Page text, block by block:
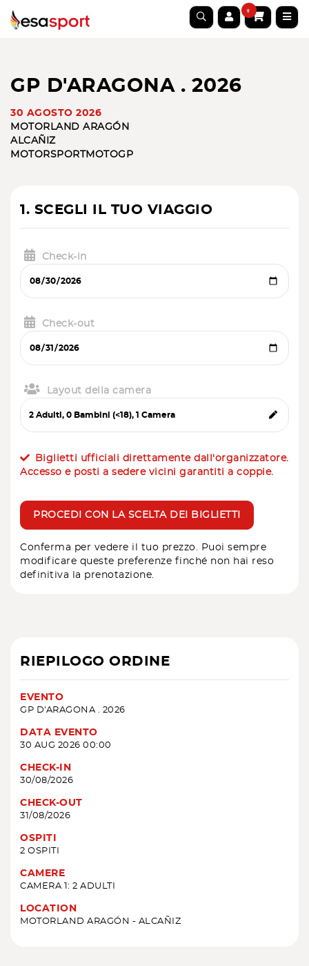
0
GP D'ARAGONA . 2026
30 AGOSTO 2026
MOTORLAND ARAGÓN
ALCAÑIZ
MOTORSPORT
MOTOGP
1. SCEGLI IL TUO VIAGGIO
Check-in
Check-out
Layout della camera
Biglietti ufficiali direttamente dall'organizzatore.
Accesso e posti a sedere vicini garantiti a coppie.
PROCEDI CON LA SCELTA DEI BIGLIETTI
Conferma per vedere il tuo prezzo. Puoi sempre
modificare queste preferenze finché non hai reso
definitiva la prenotazione.
RIEPILOGO ORDINE
EVENTO
GP D'ARAGONA . 2026
DATA EVENTO
30 AUG 2026 00:00
CHECK-IN
30/08/2026
CHECK-OUT
31/08/2026
OSPITI
2 OSPITI
CAMERE
CAMERA 1: 2 ADULTI
LOCATION
MOTORLAND ARAGÓN - ALCAÑIZ